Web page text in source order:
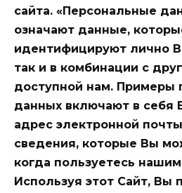
сайта. «Персональные
означают данные,
идентифицируют лично
так и в комбинации с
доступной нам. Примеры
данных включают в себя
адрес электронной
сведения, которые Вы
когда пользуетесь
Используя этот Сайт, Вы